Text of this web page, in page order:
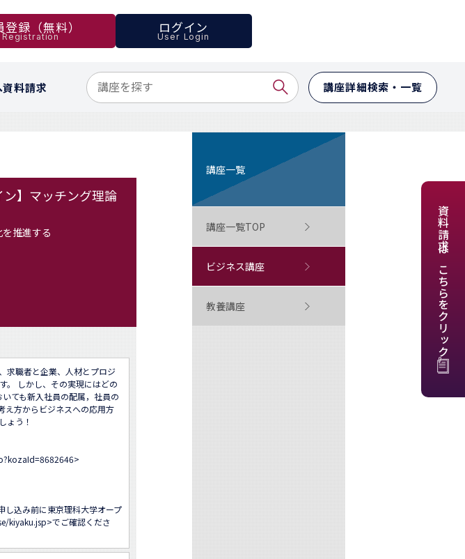
登録（無料）
Registration
ログイン
User Login
資料請求 講座詳細検索・一覧
資料請求はこちらをクリック
ン】マッチング理論
推進する
求職者と企業、人材とプロジ
。 しかし、その実現にはどの
ても新入社員の配属，社員の
え方からビジネスへの応用方
ょう！
>
し込み前に東京理科大学オープ
kiyaku.jsp>でご確認くださ
講座一覧
講座一覧TOP
ビジネス講座
教養講座